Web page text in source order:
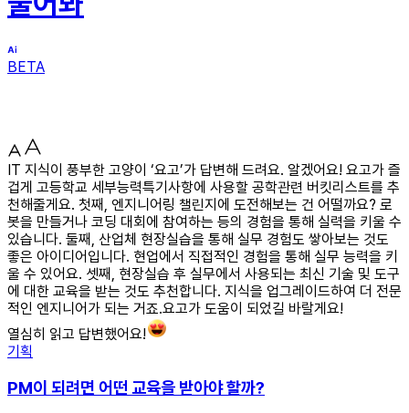
BETA
IT 지식이 풍부한 고양이 ‘요고’가 답변해 드려요. 알겠어요! 요고가 즐
겁게 고등학교 세부능력특기사항에 사용할 공학관련 버킷리스트를 추
천해줄게요. 첫째, 엔지니어링 챌린지에 도전해보는 건 어떨까요? 로
봇을 만들거나 코딩 대회에 참여하는 등의 경험을 통해 실력을 키울 수
있습니다. 둘째, 산업체 현장실습을 통해 실무 경험도 쌓아보는 것도
좋은 아이디어입니다. 현업에서 직접적인 경험을 통해 실무 능력을 키
울 수 있어요. 셋째, 현장실습 후 실무에서 사용되는 최신 기술 및 도구
에 대한 교육을 받는 것도 추천합니다. 지식을 업그레이드하여 더 전문
적인 엔지니어가 되는 거죠.요고가 도움이 되었길 바랄게요!
열심히 읽고 답변했어요!
기획
PM이 되려면 어떤 교육을 받아야 할까?